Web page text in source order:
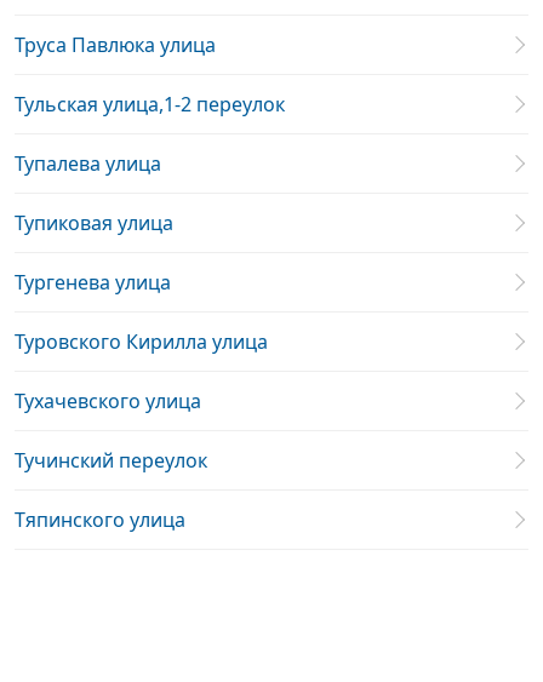
Труса Павлюка улица
Тульская улица,1-2 переулок
Тупалева улица
Тупиковая улица
Тургенева улица
Туровского Кирилла улица
Тухачевского улица
Тучинский переулок
Тяпинского улица